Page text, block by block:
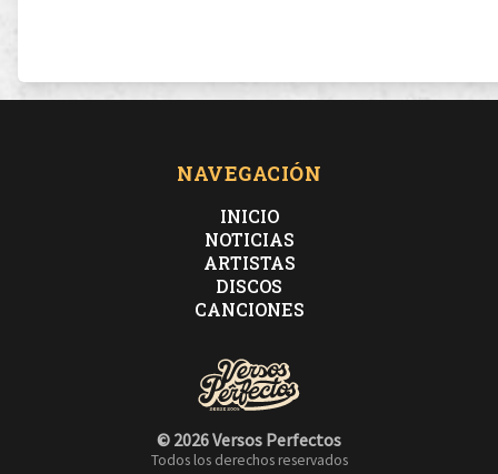
NAVEGACIÓN
INICIO
NOTICIAS
ARTISTAS
DISCOS
CANCIONES
© 2026 Versos Perfectos
Todos los derechos reservados